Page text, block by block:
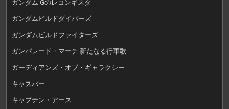
ガンダム Gのレコンギスタ
ガンダムビルドダイバーズ
ガンダムビルドファイターズ
ガンパレード・マーチ 新たなる行軍歌
ガーディアンズ・オブ・ギャラクシー
キャスパー
キャプテン・アース